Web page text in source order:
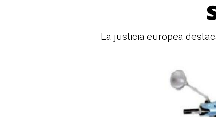
La justicia europea